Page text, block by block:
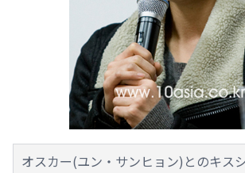
オスカー(ユン・サンヒョン)とのキス